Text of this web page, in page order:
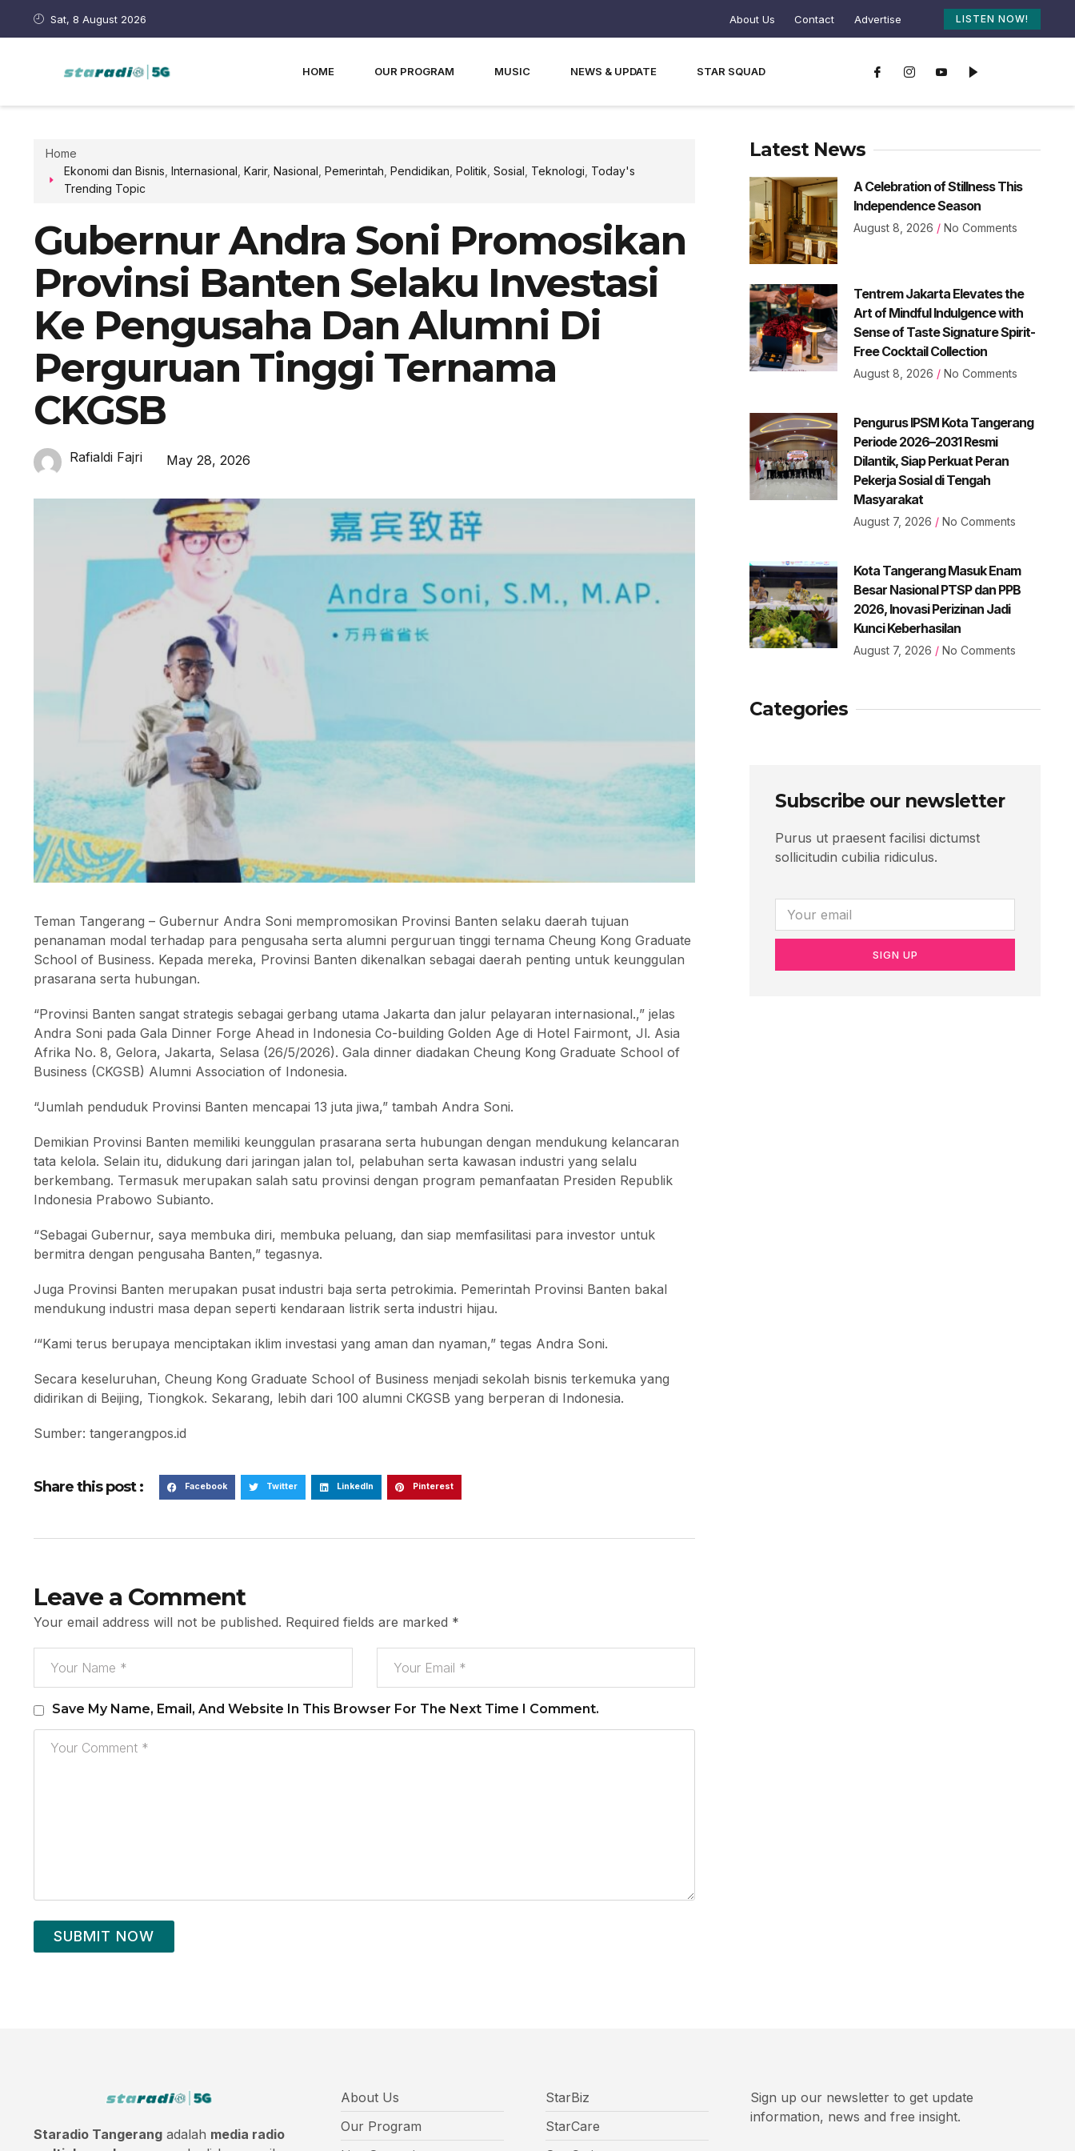
Sat, 8 August 2026 About Us Contact Advertise LISTEN NOW!
HOME OUR PROGRAM MUSIC NEWS & UPDATE STAR SQUAD
Home
Ekonomi dan Bisnis Internasional Karir, Nasional Pemerintah Pendidikan Politik Sosial Teknologi Today's
Trending Topic
Gubernur Andra Soni Promosikan
Provinsi Banten Selaku Investasi
Ke Pengusaha Dan Alumni Di
Perguruan Tinggi Ternama
CKGSB
Rafialdi Fajri May 28, 2026
Teman Tangerang – Gubernur Andra Soni mempromosikan Provinsi Banten selaku daerah tujuan
penanaman modal terhadap para pengusaha serta alumni perguruan tinggi ternama Cheung Kong Graduate
School of Business. Kepada mereka, Provinsi Banten dikenalkan sebagai daerah penting untuk keunggulan
prasarana serta hubungan.
“Provinsi Banten sangat strategis sebagai gerbang utama Jakarta dan jalur pelayaran internasional.,” jelas
Andra Soni pada Gala Dinner Forge Ahead in Indonesia Co-building Golden Age di Hotel Fairmont, Jl. Asia
Afrika No. 8, Gelora, Jakarta, Selasa (26/5/2026). Gala dinner diadakan Cheung Kong Graduate School of
Business (CKGSB) Alumni Association of Indonesia.
“Jumlah penduduk Provinsi Banten mencapai 13 juta jiwa,” tambah Andra Soni.
Demikian Provinsi Banten memiliki keunggulan prasarana serta hubungan dengan mendukung kelancaran
tata kelola. Selain itu, didukung dari jaringan jalan tol, pelabuhan serta kawasan industri yang selalu
berkembang. Termasuk merupakan salah satu provinsi dengan program pemanfaatan Presiden Republik
Indonesia Prabowo Subianto.
“Sebagai Gubernur, saya membuka diri, membuka peluang, dan siap memfasilitasi para investor untuk
bermitra dengan pengusaha Banten,” tegasnya.
Juga Provinsi Banten merupakan pusat industri baja serta petrokimia. Pemerintah Provinsi Banten bakal
mendukung industri masa depan seperti kendaraan listrik serta industri hijau.
‘“Kami terus berupaya menciptakan iklim investasi yang aman dan nyaman,” tegas Andra Soni.
Secara keseluruhan, Cheung Kong Graduate School of Business menjadi sekolah bisnis terkemuka yang
didirikan di Beijing, Tiongkok. Sekarang, lebih dari 100 alumni CKGSB yang berperan di Indonesia.
Sumber: tangerangpos.id
Share this post : Facebook Twitter LinkedIn Pinterest
Leave a Comment
Your email address will not be published. Required fields are marked *
Save My Name, Email, And Website In This Browser For The Next Time I Comment.
SUBMIT NOW
Latest News
A Celebration of Stillness This
Independence Season
August 8, 2026 No Comments
Tentrem Jakarta Elevates the
Art of Mindful Indulgence with
Sense of Taste Signature Spirit-
Free Cocktail Collection
August 8, 2026 No Comments
Pengurus IPSM Kota Tangerang
Periode 2026–2031 Resmi
Dilantik, Siap Perkuat Peran
Pekerja Sosial di Tengah
Masyarakat
August 7, 2026 No Comments
Kota Tangerang Masuk Enam
Besar Nasional PTSP dan PPB
2026, Inovasi Perizinan Jadi
Kunci Keberhasilan
August 7, 2026 No Comments
Categories
Subscribe our newsletter
Purus ut praesent facilisi dictumst
sollicitudin cubilia ridiculus.
SIGN UP
Staradio Tangerang adalah media radio
About Us
Our Program
StarBiz
StarCare
Sign up our newsletter to get update
information, news and free insight.